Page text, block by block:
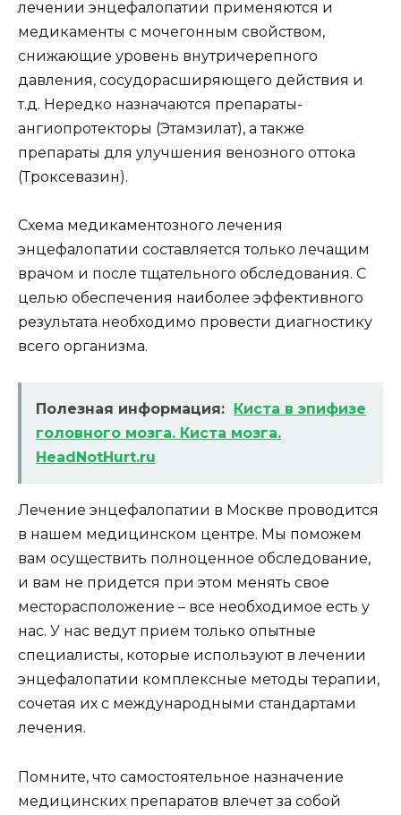
лечении энцефалопатии применяются и
медикаменты с мочегонным свойством,
снижающие уровень внутричерепного
давления, сосудорасширяющего действия и
т.д. Нередко назначаются препараты-
ангиопротекторы (Этамзилат), а также
препараты для улучшения венозного оттока
(Троксевазин).
Схема медикаментозного лечения
энцефалопатии составляется только лечащим
врачом и после тщательного обследования. С
целью обеспечения наиболее эффективного
результата необходимо провести диагностику
всего организма.
Полезная информация:
Киста в эпифизе
головного мозга. Киста мозга.
HeadNotHurt.ru
Лечение энцефалопатии в Москве проводится
в нашем медицинском центре. Мы поможем
вам осуществить полноценное обследование,
и вам не придется при этом менять свое
месторасположение – все необходимое есть у
нас. У нас ведут прием только опытные
специалисты, которые используют в лечении
энцефалопатии комплексные методы терапии,
сочетая их с международными стандартами
лечения.
Помните, что самостоятельное назначение
медицинских препаратов влечет за собой